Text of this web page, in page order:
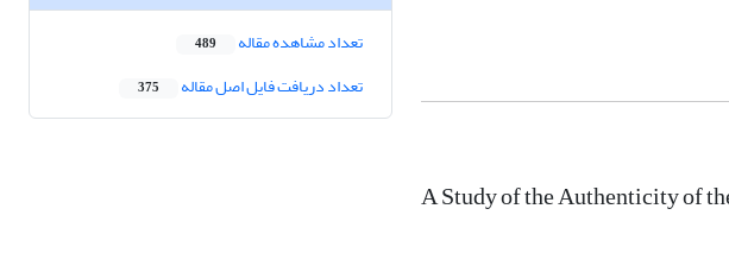
A Study of the Authenticity of
تعداد مشاهده مقاله 489
تعداد دریافت فایل اصل مقاله 375